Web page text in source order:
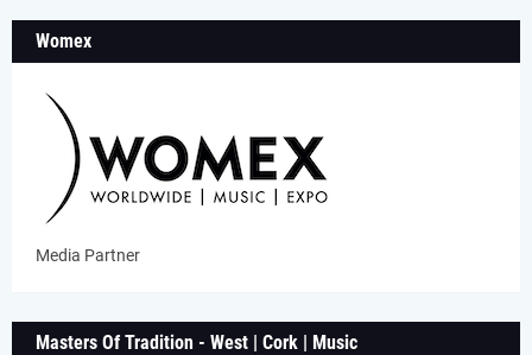
Womex
Media Partner
Masters Of Tradition - West | Cork | Music